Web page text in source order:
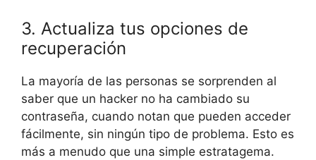
3. Actualiza tus opciones de
recuperación
La mayoría de las personas se sorprenden al
saber que un hacker no ha cambiado su
contraseña, cuando notan que pueden acceder
fácilmente, sin ningún tipo de problema. Esto es
más a menudo que una simple estratagema.